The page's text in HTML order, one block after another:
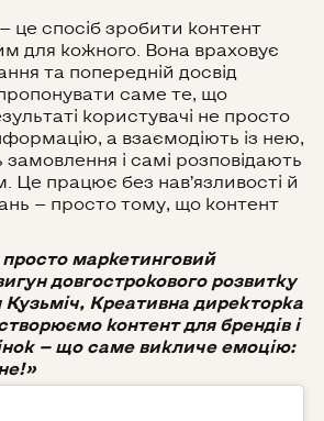
це спосіб зробити контент
для кожного. Вона враховує
та попередній досвід
саме те, що
користувачі не просто
а взаємодіють із нею,
замовлення і самі розповідають
Це працює без нав’язливості й
— просто тому, що контент
просто маркетинговий
довгострокового розвитку
Кузьміч, Креативна директорка
контент для брендів і
— що саме викличе емоцію: